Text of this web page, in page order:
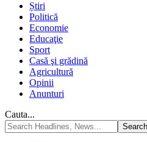
Știri
Politică
Economie
Educaţie
Sport
Casă şi grădină
Agricultură
Opinii
Anunturi
Cauta...